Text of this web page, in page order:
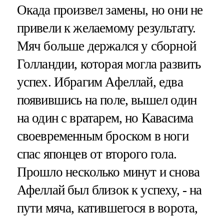
Окада произвел замены, но они не
привели к желаемому результату.
Мяч больше держался у сборной
Голландии, которая могла развить
успех. Ибрагим Афеллай, едва
появившись на поле, вышел один
на один с вратарем, но Кавасима
своевременным броском в ноги
спас японцев от второго гола.
Прошло несколько минут и снова
Афеллай был близок к успеху, - на
пути мяча, катившегося в ворота,